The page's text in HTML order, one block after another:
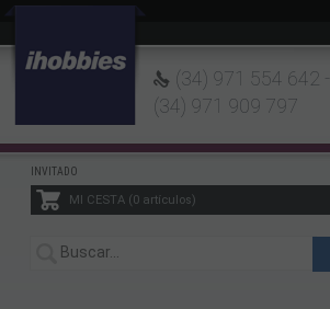
(34) 971 554 642 -
(34) 971 909 797
INVITADO
MI CESTA 0artículos